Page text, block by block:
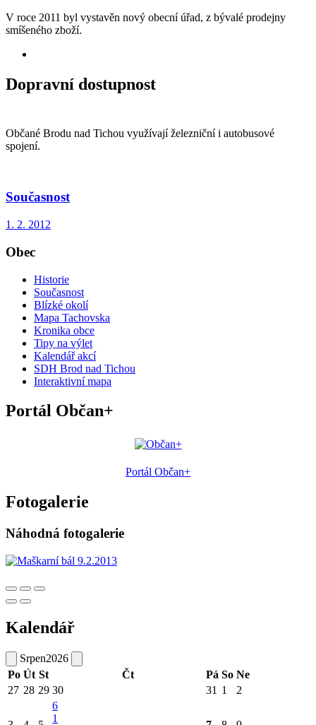
V roce 2011 byl vystavěn nový obecní úřad, z bývalé prodejny
smíšeného zboží.
Dopravní dostupnost
Občané Brodu nad Tichou využívají železniční i autobusové
spojení.
Současnost
1. 2. 2012
Obec
Historie
Současnost
Blízké okolí
Mapa Tachovska
Kronika obce
Tipy na výlet
Kalendář akcí
SDH Brod nad Tichou
Interaktivní mapa
Portál Občan+
Portál Občan+
Fotogalerie
Náhodná fotogalerie
Kalendář
Srpen2026
Po Út St Čt Pá So Ne
27 28 29 30 31 1 2
6
1